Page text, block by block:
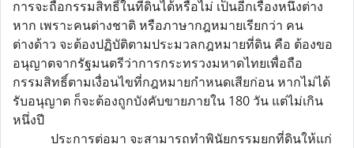
การจะถือกรรมสิทธิ์ในที่ดินได้หรือไม่ เป็นอีกเรื่องหนึ่งต่าง
หาก เพราะคนต่างชาติ หรือภาษากฎหมายเรียกว่า คน
ต่างด้าว จะต้องปฏิบัติตามประมวลกฎหมายที่ดิน คือ ต้องขอ
อนุญาตจากรัฐมนตรีว่าการกระทรวงมหาดไทยเพื่อถือ
กรรมสิทธิ์ตามเงื่อนไขที่กฎหมายกำหนดเสียก่อน หากไม่ได้
รับอนุญาต ก็จะต้องถูกบังคับขายภายใน 180 วัน แต่ไม่เกิน
หนึ่งปี
ประการต่อมา จะสามารถทำพินัยกรรมยกที่ดินให้แก่